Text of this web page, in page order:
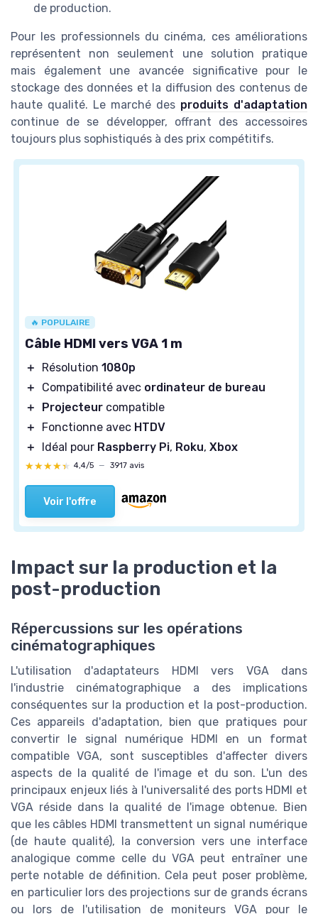
de production.
Pour les professionnels du cinéma, ces améliorations
représentent non seulement une solution pratique
mais également une avancée significative pour le
stockage des données et la diffusion des contenus de
haute qualité. Le marché des produits d'adaptation
continue de se développer, offrant des accessoires
toujours plus sophistiqués à des prix compétitifs.
🔥 POPULAIRE
Câble HDMI vers VGA 1 m
＋ Résolution 1080p
＋
Compatibilité avec ordinateur de bureau
＋
Projecteur compatible
＋
Fonctionne avec HTDV
＋
Idéal pour Raspberry Pi, Roku, Xbox
★★★★★
★★★★★ 4,4/5 — 3917 avis
Voir l'offre
Impact sur la production et la
post-production
Répercussions sur les opérations
cinématographiques
L'utilisation d'adaptateurs HDMI vers VGA dans
l'industrie cinématographique a des implications
conséquentes sur la production et la post-production.
Ces appareils d'adaptation, bien que pratiques pour
convertir le signal numérique HDMI en un format
compatible VGA, sont susceptibles d'affecter divers
aspects de la qualité de l'image et du son. L'un des
principaux enjeux liés à l'universalité des ports HDMI et
VGA réside dans la qualité de l'image obtenue. Bien
que les câbles HDMI transmettent un signal numérique
(de haute qualité), la conversion vers une interface
analogique comme celle du VGA peut entraîner une
perte notable de définition. Cela peut poser problème,
en particulier lors des projections sur de grands écrans
ou lors de l'utilisation de moniteurs VGA pour le